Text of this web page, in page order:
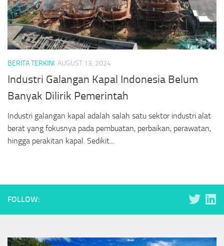
BERITA TERKINI AUGUST 13, 2024
Industri Galangan Kapal Indonesia Belum
Banyak Dilirik Pemerintah
Industri galangan kapal adalah salah satu sektor industri alat
berat yang fokusnya pada pembuatan, perbaikan, perawatan,
hingga perakitan kapal. Sedikit...
FOLLOW: